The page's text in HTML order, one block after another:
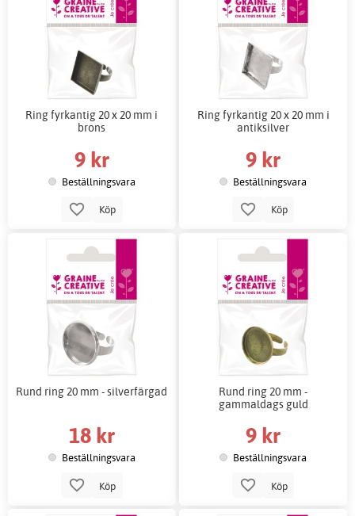
Ring fyrkantig 20 x 20 mm i
brons
9 kr
Beställningsvara
Köp
Ring fyrkantig 20 x 20 mm i
antiksilver
9 kr
Beställningsvara
Köp
Rund ring 20 mm - silverfärgad
18 kr
Beställningsvara
Köp
Rund ring 20 mm -
gammaldags guld
9 kr
Beställningsvara
Köp